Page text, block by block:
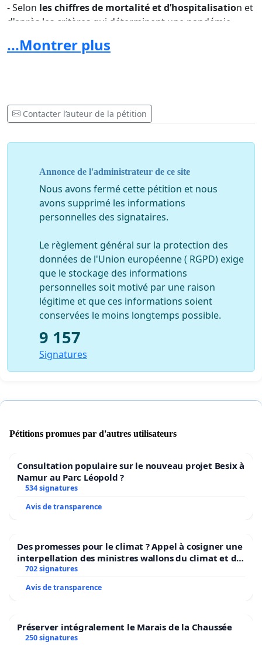
- Selon les chiffres de mortalité et d’hospitalisation et
d'après les critères qui déterminent une pandémie
disproportionné d’imposer une telle mesure
secondaires sont connus et annoncés par l’OMS
étant liées à l’hypercapnie.
Il apparait ici primordial d’en reconnaître les
masque.
Comme vous ne pouvez l’ignorer, le port du masque
sang, en raison de son accumulation dans le masque.
Cette augmentation du dioxyde de carbone se produit
déjà après quelques respirations(annexe 3).
L'hypercapnie peut avoir plusieurs effets :
➢ Limiter les fonctions cérébrales. Les premiers
symptômes sont des maux de tête (fait actuellement
bien courant chez nos étudiant-e-s), des malaises, des
vertiges, une difficulté à se concentrer, de la fatigue, et
➢Mais elle peut également avoir une action sur les
fréquence cardiaque ou des palpitations.
➢ À un stade avancé : panique, convulsions, baisse de la
pression artérielle, altération de la conscience et perte
➢ Une fonction pulmonaire altérée.
En tenant compte du fait que les adolescent-e-s
personnes asymptomatiques
infectées de manière asymptomatique ne présentent
pas un risque élevé d’infection (seul. 0,3%),…Donc
...Montrer plus
Contacter l’auteur de la pétition
Annonce de l'administrateur de ce site
Nous avons fermé cette pétition et nous
avons supprimé les informations
personnelles des signataires.
Le règlement général sur la protection des
données de l'Union européenne ( RGPD) exige
que le stockage des informations
personnelles soit motivé par une raison
légitime et que ces informations soient
conservées le moins longtemps possible.
9 157
Signatures
Pétitions promues par d'autres utilisateurs
Consultation populaire sur le nouveau projet Besix à
Namur au Parc Léopold ?
534 signatures
Avis de transparence
Des promesses pour le climat ? Appel à cosigner une
interpellation des ministres wallons du climat et de
l’environnement.
702 signatures
Avis de transparence
Préserver intégralement le Marais de la Chaussée
250 signatures